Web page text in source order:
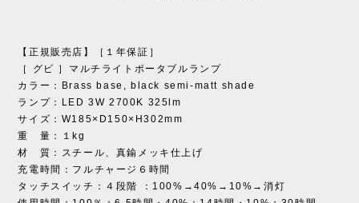
【正規販売店】［１年保証］
［ グビ ］マルチライトポータブルランプ
カラー：Brass base, black semi-matt shade
ランプ：LED 3W 2700K 325lm
サイズ：W185×D150×H302mm
重 量：１kg
材 質：スチール、真鍮メッキ仕上げ
充電時間：フルチャージ６時間
タッチスイッチ：４段階 ：100%→40%→10%→消灯